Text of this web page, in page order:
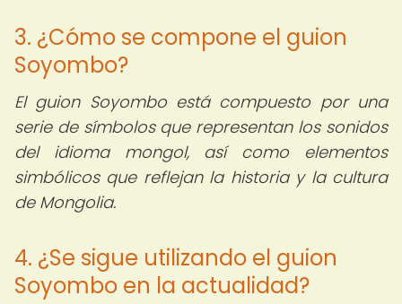
3. ¿Cómo se compone el guion
Soyombo?
El guion Soyombo está compuesto por una
serie de símbolos que representan los sonidos
del idioma mongol, así como elementos
simbólicos que reflejan la historia y la cultura
de Mongolia.
4. ¿Se sigue utilizando el guion
Soyombo en la actualidad?